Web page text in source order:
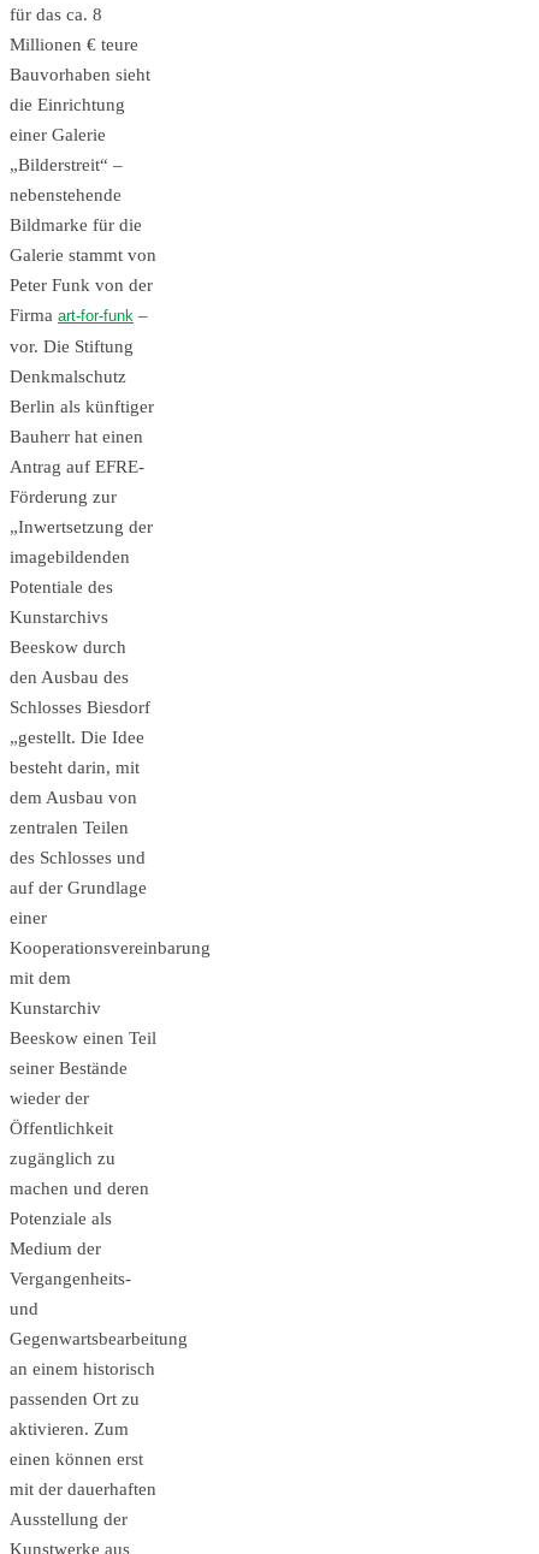
für das ca. 8
Millionen € teure
Bauvorhaben sieht
die Einrichtung
einer Galerie
„Bilderstreit“ –
nebenstehende
Bildmarke für die
Galerie stammt von
Peter Funk von der
Firma art-for-funk –
vor. Die Stiftung
Denkmalschutz
Berlin als künftiger
Bauherr hat einen
Antrag auf EFRE-
Förderung zur
„Inwertsetzung der
imagebildenden
Potentiale des
Kunstarchivs
Beeskow durch
den Ausbau des
Schlosses Biesdorf
„gestellt. Die Idee
besteht darin, mit
dem Ausbau von
zentralen Teilen
des Schlosses und
auf der Grundlage
einer
Kooperationsvereinbarung
mit dem
Kunstarchiv
Beeskow einen Teil
seiner Bestände
wieder der
Öffentlichkeit
zugänglich zu
machen und deren
Potenziale als
Medium der
Vergangenheits-
und
Gegenwartsbearbeitung
an einem historisch
passenden Ort zu
aktivieren. Zum
einen können erst
mit der dauerhaften
Ausstellung der
Kunstwerke aus